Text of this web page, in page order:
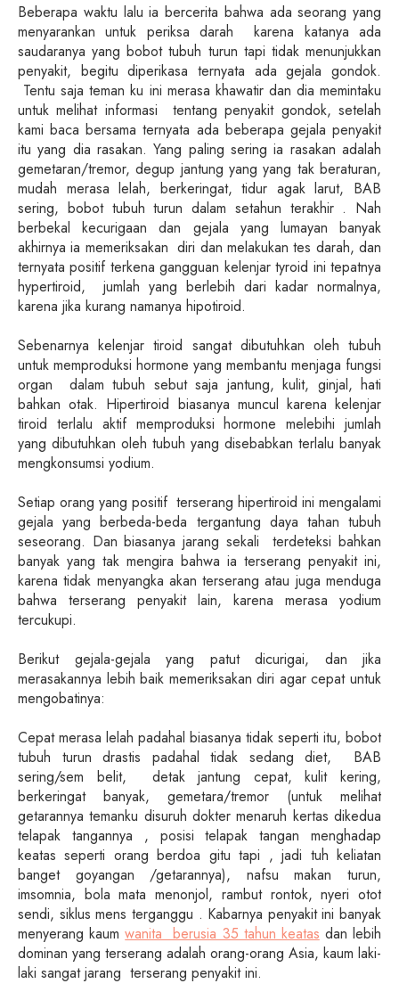
Beberapa waktu lalu ia bercerita bahwa ada seorang yang
menyarankan untuk periksa darah karena katanya ada
saudaranya yang bobot tubuh turun tapi tidak menunjukkan
penyakit, begitu diperikasa ternyata ada gejala gondok.
Tentu saja teman ku ini merasa khawatir dan dia memintaku
untuk melihat informasi tentang penyakit gondok, setelah
kami baca bersama ternyata ada beberapa gejala penyakit
itu yang dia rasakan. Yang paling sering ia rasakan adalah
gemetaran/tremor, degup jantung yang yang tak beraturan,
mudah merasa lelah, berkeringat, tidur agak larut, BAB
sering, bobot tubuh turun dalam setahun terakhir . Nah
berbekal kecurigaan dan gejala yang lumayan banyak
akhirnya ia memeriksakan diri dan melakukan tes darah, dan
ternyata positif terkena gangguan kelenjar tyroid ini tepatnya
hypertiroid, jumlah yang berlebih dari kadar normalnya,
karena jika kurang namanya hipotiroid.
Sebenarnya kelenjar tiroid sangat dibutuhkan oleh tubuh
untuk memproduksi hormone yang membantu menjaga fungsi
organ dalam tubuh sebut saja jantung, kulit, ginjal, hati
bahkan otak. Hipertiroid biasanya muncul karena kelenjar
tiroid terlalu aktif memproduksi hormone melebihi jumlah
yang dibutuhkan oleh tubuh yang disebabkan terlalu banyak
mengkonsumsi yodium.
Setiap orang yang positif terserang hipertiroid ini mengalami
gejala yang berbeda-beda tergantung daya tahan tubuh
seseorang. Dan biasanya jarang sekali terdeteksi bahkan
banyak yang tak mengira bahwa ia terserang penyakit ini,
karena tidak menyangka akan terserang atau juga menduga
bahwa terserang penyakit lain, karena merasa yodium
tercukupi.
Berikut gejala-gejala yang patut dicurigai, dan jika
merasakannya lebih baik memeriksakan diri agar cepat untuk
mengobatinya:
Cepat merasa lelah padahal biasanya tidak seperti itu, bobot
tubuh turun drastis padahal tidak sedang diet, BAB
sering/sem belit, detak jantung cepat, kulit kering,
berkeringat banyak, gemetara/tremor (untuk melihat
getarannya temanku disuruh dokter menaruh kertas dikedua
telapak tangannya , posisi telapak tangan menghadap
keatas seperti orang berdoa gitu tapi , jadi tuh keliatan
banget goyangan /getarannya), nafsu makan turun,
imsomnia, bola mata menonjol, rambut rontok, nyeri otot
sendi, siklus mens terganggu . Kabarnya penyakit ini banyak
menyerang kaumwanita berusia 35 tahun keatas dan lebih
dominan yang terserang adalah orang-orang Asia, kaum laki-
laki sangat jarang terserang penyakit ini.